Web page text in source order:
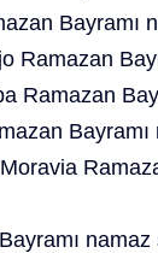
Bayramı
Ramazan
Ramazan
namaz